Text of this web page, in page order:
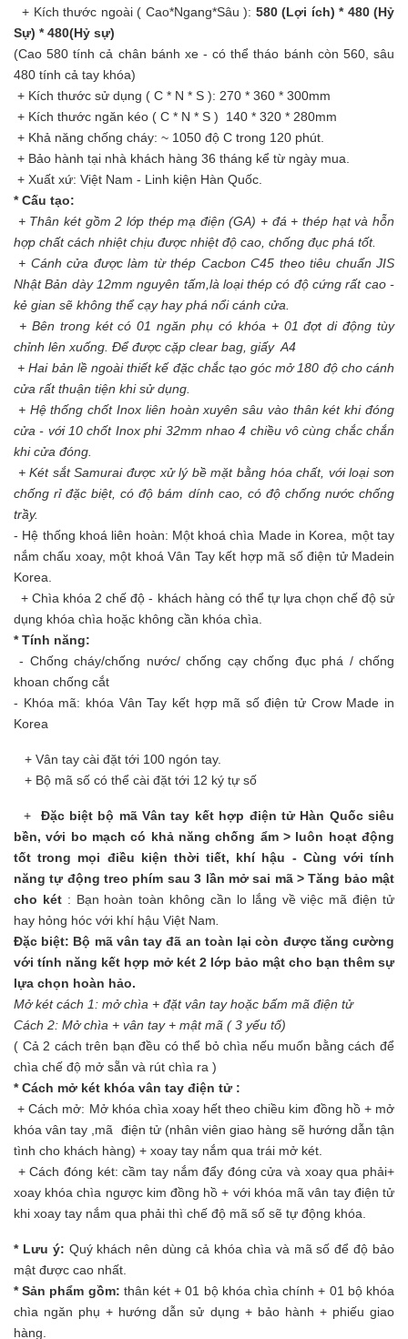
+ Kích thước ngoài ( Cao*Ngang*Sâu ): 580 (Lợi ích) * 480 (Hỷ
Sự) * 480(Hỷ sự)
(Cao 580 tính cả chân bánh xe - có thể tháo bánh còn 560, sâu
480 tính cả tay khóa)
+ Kích thước sử dụng ( C * N * S ): 270 * 360 * 300mm
+ Kích thước ngăn kéo ( C * N * S ) 140 * 320 * 280mm
+ Khả năng chống cháy: ~ 1050 độ C trong 120 phút.
+ Bảo hành tại nhà khách hàng 36 tháng kể từ ngày mua.
+ Xuất xứ: Việt Nam - Linh kiện Hàn Quốc.
* Cấu tạo:
+ Thân két gồm 2 lớp thép mạ điện (GA) + đá + thép hạt và hỗn
hợp chất cách nhiệt chịu được nhiệt độ cao, chống đục phá tốt.
+ Cánh cửa được làm từ thép Cacbon C45 theo tiêu chuẩn JIS
Nhật Bản dày 12mm nguyên tấm,là loại thép có độ cứng rất cao -
kẻ gian sẽ không thể cạy hay phá nổi cánh cửa.
+ Bên trong két có 01 ngăn phụ có khóa + 01 đợt di động tùy
chỉnh lên xuống. Để được cặp clear bag, giấy A4
+ Hai bản lề ngoài thiết kế đặc chắc tạo góc mở 180 độ cho cánh
cửa rất thuận tiện khi sử dụng.
+ Hệ thống chốt Inox liên hoàn xuyên sâu vào thân két khi đóng
cửa - với 10 chốt Inox phi 32mm nhao 4 chiều vô cùng chắc chắn
khi cửa đóng.
+ Két sắt Samurai được xử lý bề mặt bằng hóa chất, với loại sơn
chống rỉ đặc biệt, có độ bám dính cao, có độ chống nước chống
trầy.
- Hệ thống khoá liên hoàn: Một khoá chìa Made in Korea, một tay
nắm chấu xoay, một khoá Vân Tay kết hợp mã số điện tử Madein
Korea.
+ Chìa khóa 2 chế độ - khách hàng có thể tự lựa chọn chế độ sử
dụng khóa chìa hoặc không cần khóa chìa.
* Tính năng:
- Chống cháy/chống nước/ chống cạy chống đục phá / chống
khoan chống cắt
- Khóa mã: khóa Vân Tay kết hợp mã số điện tử Crow Made in
Korea
+ Vân tay cài đặt tới 100 ngón tay.
+ Bộ mã số có thể cài đặt tới 12 ký tự số
+ Đặc biệt bộ mã Vân tay kết hợp điện tử Hàn Quốc siêu
bền, với bo mạch có khả năng chống ẩm > luôn hoạt động
tốt trong mọi điều kiện thời tiết, khí hậu - Cùng với tính
năng tự động treo phím sau 3 lần mở sai mã > Tăng bảo mật
cho két : Bạn hoàn toàn không cần lo lắng về việc mã điện tử
hay hỏng hóc với khí hậu Việt Nam.
Đặc biệt: Bộ mã vân tay đã an toàn lại còn được tăng cường
với tính năng kết hợp mở két 2 lớp bảo mật cho bạn thêm sự
lựa chọn hoàn hảo.
Mở két cách 1: mở chìa + đặt vân tay hoặc bấm mã điện tử
Cách 2: Mở chìa + vân tay + mật mã ( 3 yếu tố)
( Cả 2 cách trên bạn đều có thể bỏ chìa nếu muốn bằng cách để
chìa chế độ mở sẵn và rút chìa ra )
* Cách mở két khóa vân tay điện tử :
+ Cách mở: Mở khóa chìa xoay hết theo chiều kim đồng hồ + mở
khóa vân tay ,mã điện tử (nhân viên giao hàng sẽ hướng dẫn tận
tình cho khách hàng) + xoay tay nắm qua trái mở két.
+ Cách đóng két: cầm tay nắm đẩy đóng cửa và xoay qua phải+
xoay khóa chìa ngược kim đồng hồ + với khóa mã vân tay điện tử
khi xoay tay nắm qua phải thì chế độ mã số sẽ tự động khóa.
* Lưu ý: Quý khách nên dùng cả khóa chìa và mã số để độ bảo
mật được cao nhất.
* Sản phẩm gồm: thân két + 01 bộ khóa chìa chính + 01 bộ khóa
chìa ngăn phụ + hướng dẫn sử dụng + bảo hành + phiếu giao
hàng.